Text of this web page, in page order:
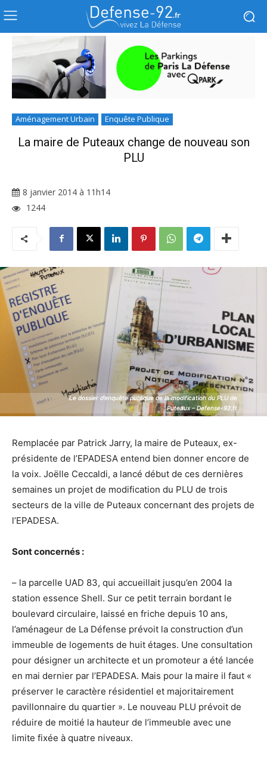
Aménagement Urbain Enquête Publique
La maire de Puteaux change de nouveau son
PLU
8 janvier 2014 à 11h14
1244
Le dossier d’enquête publique de la modification du PLU de
Puteaux – Defense-92.fr
Le dossier d’enquête publique de la modification du PLU de
Puteaux – Defense-92.fr
Remplacée par Patrick Jarry, la maire de Puteaux, ex-
présidente de l’EPADESA entend bien donner encore de
la voix. Joëlle Ceccaldi, a lancé début de ces dernières
semaines un projet de modification du PLU de trois
secteurs de la ville de Puteaux concernant des projets de
l’EPADESA.
Sont concernés :
– la parcelle UAD 83, qui accueillait jusqu’en 2004 la
station essence Shell. Sur ce petit terrain bordant le
boulevard circulaire, laissé en friche depuis 10 ans,
l’aménageur de La Défense prévoit la construction d’un
immeuble de logements de huit étages. Une consultation
pour désigner un architecte et un promoteur a été lancée
en mai dernier par l’EPADESA. Mais pour la maire il faut «
préserver le caractère résidentiel et majoritairement
pavillonnaire du quartier ». Le nouveau PLU prévoit de
réduire de moitié la hauteur de l’immeuble avec une
limite fixée à quatre niveaux.